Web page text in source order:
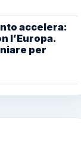
accelera:
l’Europa.
per